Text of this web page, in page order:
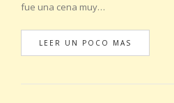
fue una cena muy…
LEER UN POCO MAS